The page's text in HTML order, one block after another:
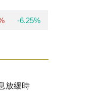
-6.25%
放緩時